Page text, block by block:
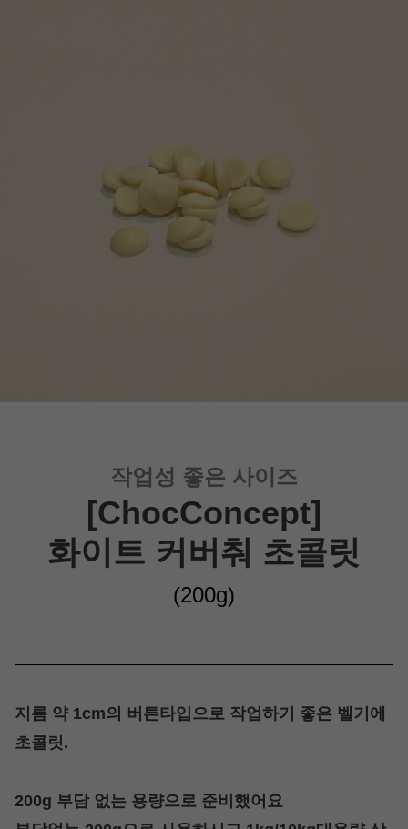
작업성 좋은 사이즈
[ChocConcept]
화이트 커버춰 초콜릿
(200g)
지름 약 1cm의 버튼타입으로 작업하기 좋은 벨기에
초콜릿.
200g 부담 없는 용량으로 준비했어요